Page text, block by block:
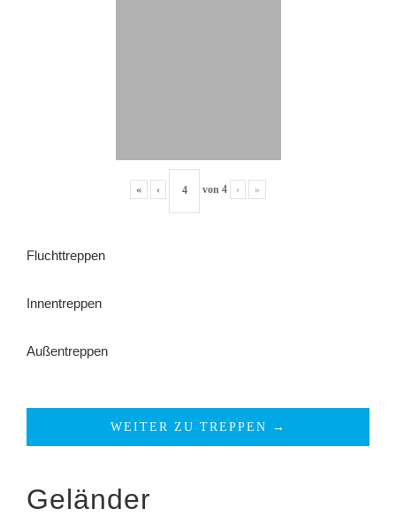
« ‹ von 4 › »
Fluchttreppen
Innentreppen
Außentreppen
WEITER ZU TREPPEN →
Geländer